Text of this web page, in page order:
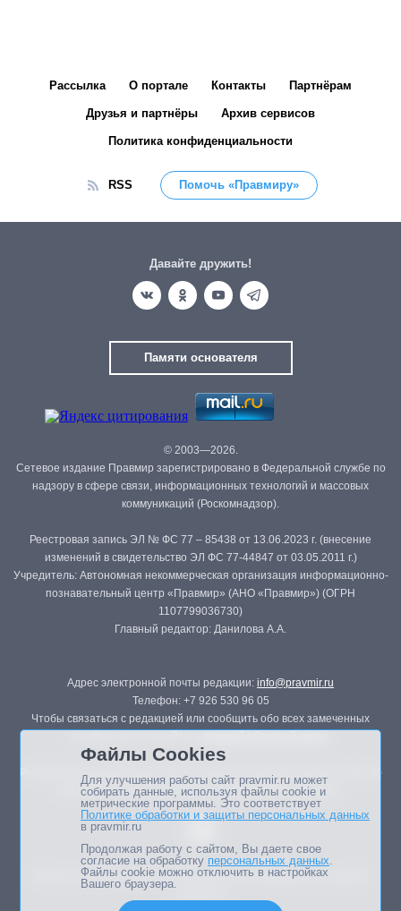
Рассылка О портале Контакты Партнёрам
Друзья и партнёры Архив сервисов
Политика конфиденциальности
RSS Помочь «Правмиру»
Давайте дружить!
Памяти основателя
© 2003—2026.
Сетевое издание Правмир зарегистрировано в Федеральной службе по
надзору в сфере связи, информационных технологий и массовых
коммуникаций (Роскомнадзор).
Реестровая запись ЭЛ № ФС 77 – 85438 от 13.06.2023 г. (внесение
изменений в свидетельство ЭЛ ФС 77-44847 от 03.05.2011 г.)
Учредитель: Автономная некоммерческая организация информационно-
познавательный центр «Правмир» (АНО «Правмир») (ОГРН
1107799036730)
Главный редактор: Данилова А.А.
Адрес электронной почты редакции: info@pravmir.ru
Телефон: +7 926 530 96 05
Чтобы связаться с редакцией или сообщить обо всех замеченных
Републикация материалов сайта в печатных изданиях (книгах, прессе)
возможна только с письменного разрешения редакции.
Мнение авторов статей портала может не совпадать с позицией
Файлы Cookies
Для улучшения работы сайт pravmir.ru может
собирать данные, используя файлы cookie и
метрические программы. Это соответствует
Политике обработки и защиты персональных данных
в pravmir.ru
Продолжая работу с сайтом, Вы даете свое
согласие на обработку персональных данных.
Файлы cookie можно отключить в настройках
Вашего браузера.